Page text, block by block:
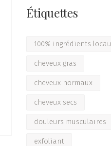
Étiquettes
100% ingrédients
cheveux gras
cheveux normaux
cheveux secs
douleurs musculaires
exfoliant